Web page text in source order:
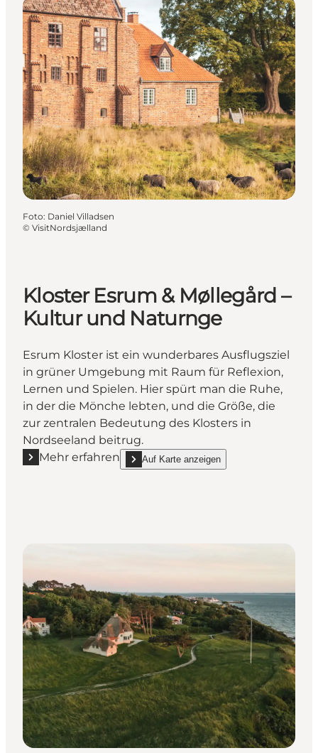
Foto: Daniel Villadsen
© VisitNordsjælland
Kloster Esrum & Møllegård –
Kultur und Naturnge
Esrum Kloster ist ein wunderbares Ausflugsziel
in grüner Umgebung mit Raum für Reflexion,
Lernen und Spielen. Hier spürt man die Ruhe,
in der die Mönche lebten, und die Größe, die
zur zentralen Bedeutung des Klosters in
Nordseeland beitrug.
Mehr erfahren
Mehr erfahren "Kloster Esrum & Møllegård – Kultur
Auf Karte anzeigen
show Kloster Esrum & Møllegård – Kultur und